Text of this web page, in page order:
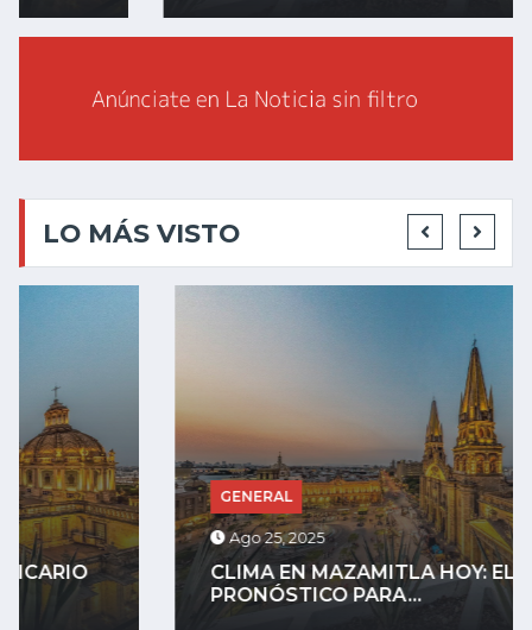
LO MÁS VISTO
GENERAL
Ago 25, 2025
CLIMA EN MAZAMITLA HOY: EL
PRONÓSTICO PARA...